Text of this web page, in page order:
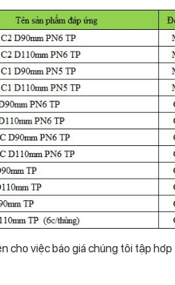
cho việc báo giá chúng tôi tập